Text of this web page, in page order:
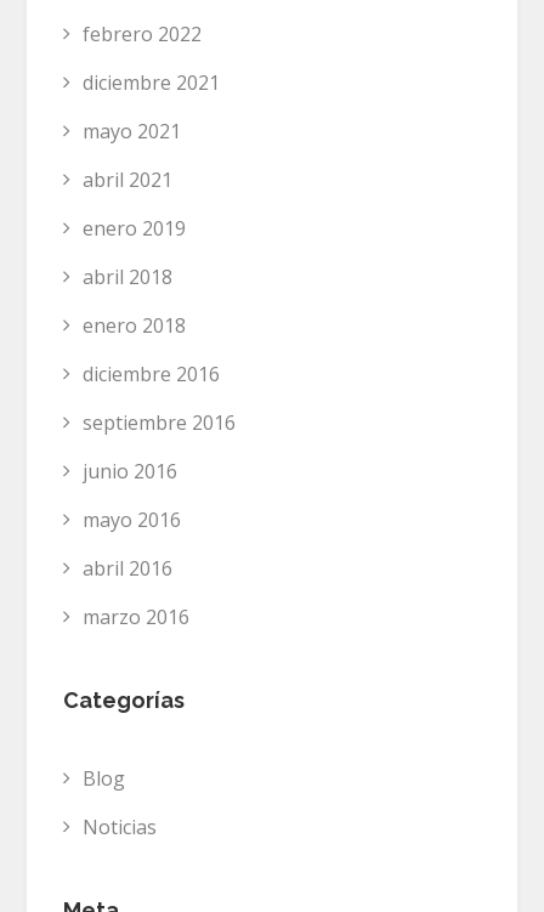
febrero 2022
diciembre 2021
mayo 2021
abril 2021
enero 2019
abril 2018
enero 2018
diciembre 2016
septiembre 2016
junio 2016
mayo 2016
abril 2016
marzo 2016
Categorías
Blog
Noticias